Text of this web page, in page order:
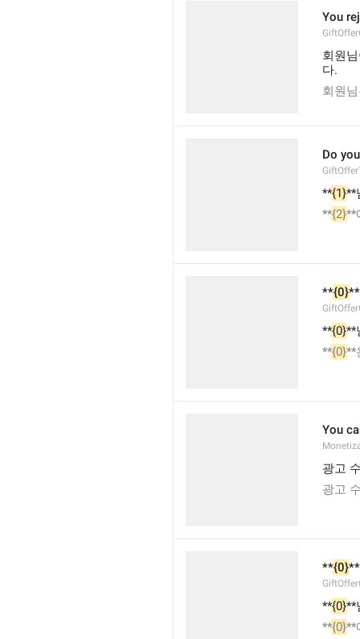
You
회원
다.
회원
Do
**{1}**
**{2}**
**{0}
**{0}**
**{0}**
You
광고
광고
**{0}
**{0}**
**{0}**